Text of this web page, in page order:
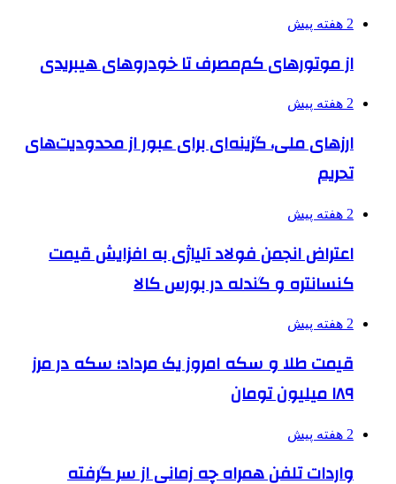
2 هفته پیش
از موتورهای کم‌مصرف تا خودروهای هیبریدی
2 هفته پیش
ارزهای ملی، گزینه‌ای برای عبور از محدودیت‌های
تحریم
2 هفته پیش
اعتراض انجمن فولاد آلیاژی به افزایش قیمت
کنسانتره و گندله در بورس کالا
2 هفته پیش
قیمت طلا و سکه امروز یک مرداد؛ سکه در مرز
۱۸۹ میلیون تومان
2 هفته پیش
واردات تلفن همراه چه زمانی از سر گرفته